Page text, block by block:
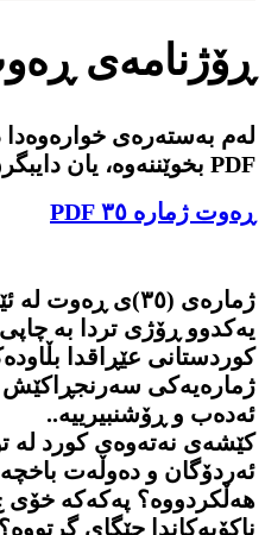
ڕۆژنامەی
لەم بەستەرەی خوارەوەدا
PDF بخوێننەوە، یان دایبگرن.
ڕەوت ژمارە ٣٥ PDF
ژمارەی (٣٥)ی
یەکدوو ڕۆژی تردا بە
کوردستانی عێڕاقدا
ژمارەیەکی
ئەدەب و ڕۆشنبیرییە..
کێشەی نەتەوەی کورد لە
ئەردۆگان و دەوڵەت
هەڵکردووە؟ پەکەکە خۆی
ناکۆیەکاندا جێگای